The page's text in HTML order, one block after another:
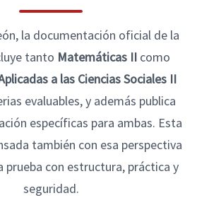
la documentación oficial de la
tanto Matemáticas IIcomo
a las Ciencias Sociales II
evaluables, y además publica
específicas para ambas. Esta
también con esa perspectiva
prueba con estructura, práctica y
seguridad.